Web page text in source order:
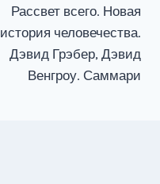
Рассвет всего. Новая
история человечества.
Дэвид Грэбер, Дэвид
Венгроу. Саммари